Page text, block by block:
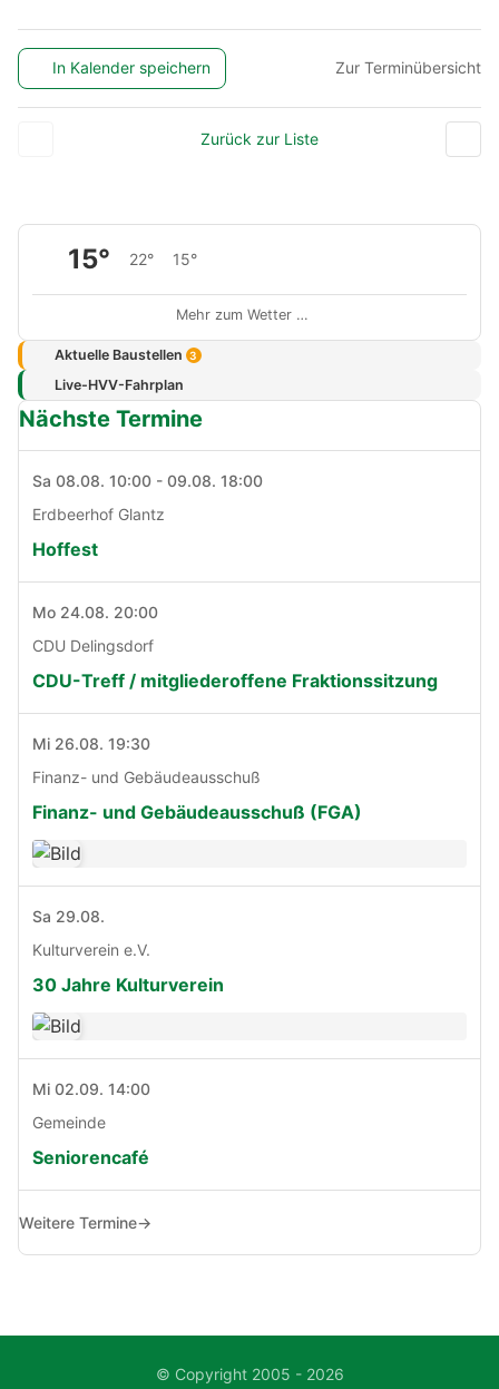
In Kalender speichern Zur Terminübersicht
Zurück zur Liste
15° 22° 15°
Mehr zum Wetter …
Aktuelle Baustellen 3
Live-HVV-Fahrplan
Nächste Termine
Sa 08.08. 10:00 - 09.08. 18:00
Erdbeerhof Glantz
Hoffest
Mo 24.08. 20:00
CDU Delingsdorf
CDU-Treff / mitgliederoffene Fraktionssitzung
Mi 26.08. 19:30
Finanz- und Gebäudeausschuß
Finanz- und Gebäudeausschuß (FGA)
Sa 29.08.
Kulturverein e.V.
30 Jahre Kulturverein
Mi 02.09. 14:00
Gemeinde
Seniorencafé
Weitere Termine→
© Copyright 2005 - 2026